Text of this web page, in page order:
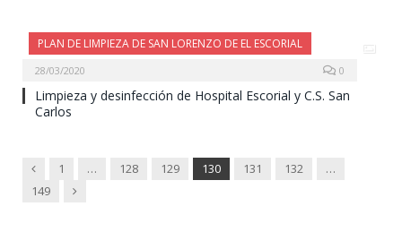
PLAN DE LIMPIEZA DE SAN LORENZO DE EL ESCORIAL
28/03/2020 0
Limpieza y desinfección de Hospital Escorial y C.S. San
Carlos
Previous
1 … 128 129 130 131 132
…
149
Next